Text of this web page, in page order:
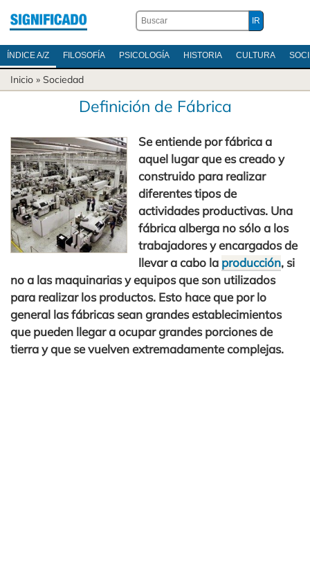
ÍNDICE A/Z FILOSOFÍA PSICOLOGÍA HISTORIA CULTURA
Inicio » Sociedad
Definición de Fábrica
Se entiende por fábrica a
aquel lugar que es creado y
construido para realizar
diferentes tipos de
actividades productivas. Una
fábrica alberga no sólo a los
trabajadores y encargados de
llevar a cabo la producción, si
no a las maquinarias y equipos que son utilizados
para realizar los productos. Esto hace que por lo
general las fábricas sean grandes establecimientos
que pueden llegar a ocupar grandes porciones de
tierra y que se vuelven extremadamente complejas.